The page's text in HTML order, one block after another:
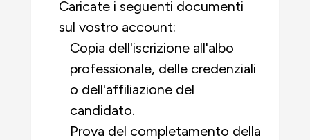
Caricate i seguenti documenti
sul vostro account:
Copia dell'iscrizione all'albo
professionale, delle credenziali
o dell'affiliazione del
candidato.
Prova del completamento della